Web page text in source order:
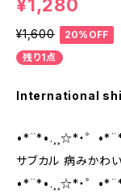
¥1,280
¥1,600
20%OFF
残り1点
International
•*¨*•.¸¸☆*・゜
サブカル 病みかわ
•*¨*•.¸¸☆*・゜